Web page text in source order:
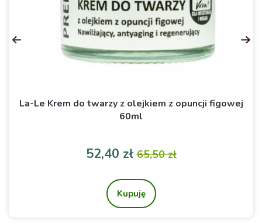
La-Le Krem do twarzy z olejkiem z opuncji figowej
60ml
Cena
52,40 złCena podstawowa
65,50 zł
Kupuję